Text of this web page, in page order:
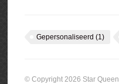
Gepersonaliseerd (1)
© Copyright 2026 Star Queen